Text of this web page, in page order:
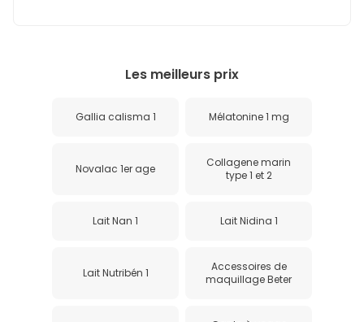
Les meilleurs prix
Gallia calisma 1 Mélatonine 1 mg
Novalac 1er age
Collagene marin
type 1 et 2
Lait Nan 1 Lait Nidina 1
Lait Nutribén 1
Accessoires de
maquillage Beter